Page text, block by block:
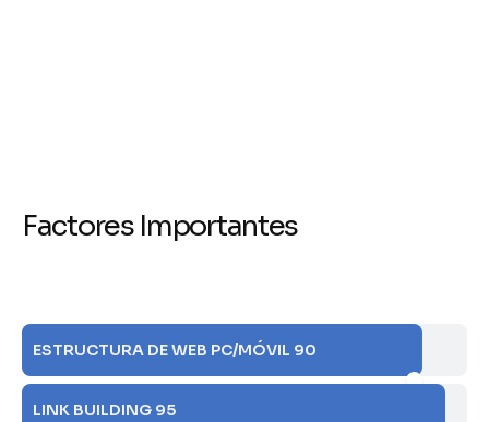
Factores Importantes
ESTRUCTURA DE WEB PC/MÓVIL 90
LINK BUILDING 95